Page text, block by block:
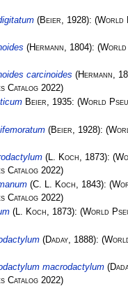
(Beier , 1928): (World
(Hermann, 1804): (World
carcinoides (Hermann,
Catalog 2022)
Beier, 1935: (World
(Beier , 1928): (
(L. Koch, 1873): (
Catalog 2022)
(C. L. Koch, 1843): (
Catalog 2022)
(L. Koch, 1873): (World
(Daday , 1888): (
macrodactylum (
Catalog 2022)